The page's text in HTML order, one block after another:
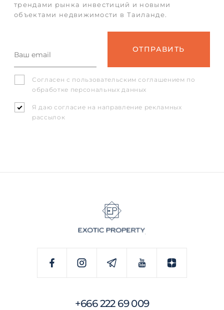
трендами рынка инвестиций и новыми
объектами недвижимости в Таиланде.
Согласен с пользовательским соглашением по
обработке персональных данных
Я даю согласие на направление рекламных
рассылок
+666 222 69 009